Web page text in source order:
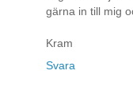
gärna in till mig
Kram
Svara